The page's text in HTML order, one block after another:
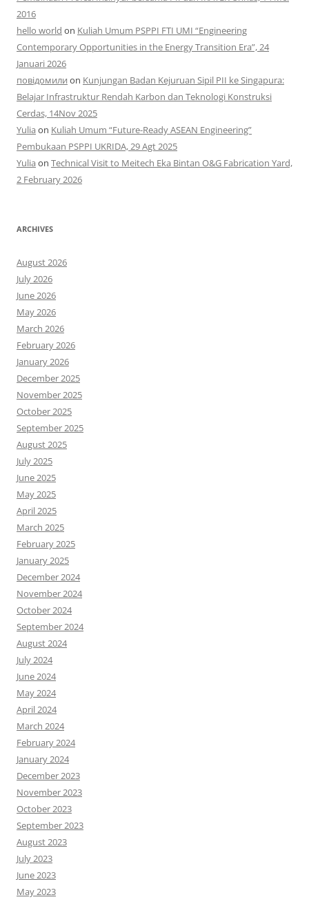
2016
hello world on Kuliah Umum PSPPI FTI UMI “Engineering
Contemporary Opportunities in the Energy Transition Era”, 24
Januari 2026
повідомили on Kunjungan Badan Kejuruan Sipil PII ke Singapura:
Belajar Infrastruktur Rendah Karbon dan Teknologi Konstruksi
Cerdas, 14Nov 2025
Yulia on Kuliah Umum “Future-Ready ASEAN Engineering”
Pembukaan PSPPI UKRIDA, 29 Agt 2025
Yulia on Technical Visit to Meitech Eka Bintan O&G Fabrication Yard,
2 February 2026
ARCHIVES
August 2026
July 2026
June 2026
May 2026
March 2026
February 2026
January 2026
December 2025
November 2025
October 2025
September 2025
August 2025
July 2025
June 2025
May 2025
April 2025
March 2025
February 2025
January 2025
December 2024
November 2024
October 2024
September 2024
August 2024
July 2024
June 2024
May 2024
April 2024
March 2024
February 2024
January 2024
December 2023
November 2023
October 2023
September 2023
August 2023
July 2023
June 2023
May 2023